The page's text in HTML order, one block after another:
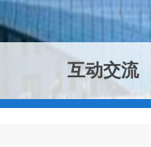
互动交流